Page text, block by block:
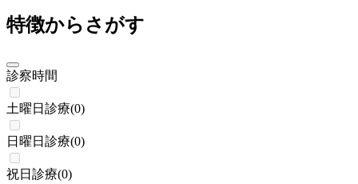
特徴からさがす
診察時間
土曜日診療(0)
日曜日診療(0)
祝日診療(0)